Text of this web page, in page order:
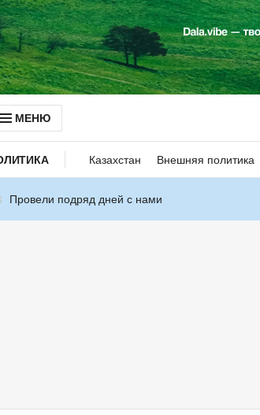
МЕНЮ
Казахстан Внешняя политика
Провели подряд дней с нами